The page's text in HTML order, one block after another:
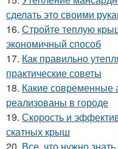
сделать это своими
16. Стройте теплую
экономичный способ
17. Как правильно
практические советы
18. Какие современные
реализованы в городе
19. Скорость и
скатных крыш